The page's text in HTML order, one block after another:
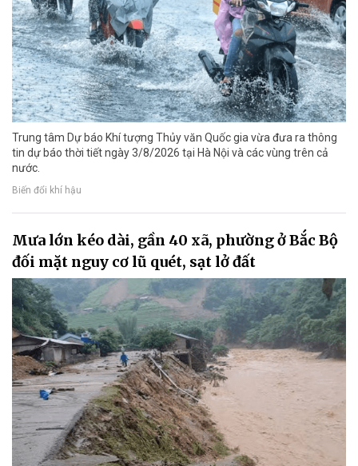
Trung tâm Dự báo Khí tượng Thủy văn Quốc gia vừa đưa ra thông
tin dự báo thời tiết ngày 3/8/2026 tại Hà Nội và các vùng trên cả
nước.
Biến đổi khí hậu
Mưa lớn kéo dài, gần 40 xã, phường ở Bắc Bộ
đối mặt nguy cơ lũ quét, sạt lở đất